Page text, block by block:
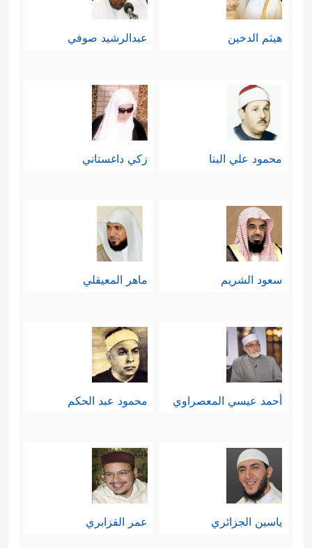
هيثم الدخين عبدالرشيد صوفي
محمود علي البنا زكي داغستاني
سعود الشريم ماهر المعيقلي
أحمد عيسي المعصراوي محمود عبد الحكم
ياسين الجزائري عمر القزابري